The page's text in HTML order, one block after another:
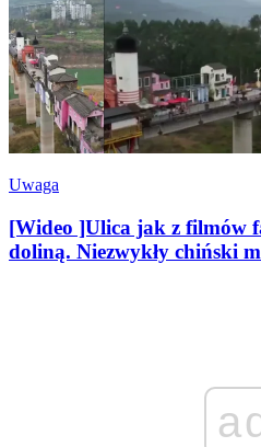
Uwaga
[Wideo ]Ulica jak z filmów
doliną. Niezwykły chiński